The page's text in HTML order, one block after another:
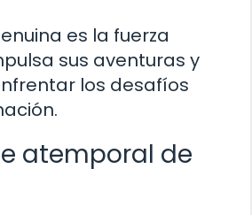
es la fuerza
sus aventuras y
los desafíos
atemporal de